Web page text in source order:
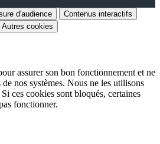
d'audience
Contenus interactifs
Autres cookies
assurer son bon fonctionnement et ne
nos systèmes. Nous ne les utilisons
ces cookies sont bloqués, certaines
fonctionner.